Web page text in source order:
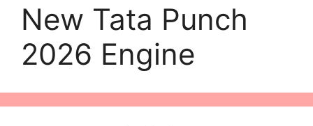
New Tata Punch
2026 Engine